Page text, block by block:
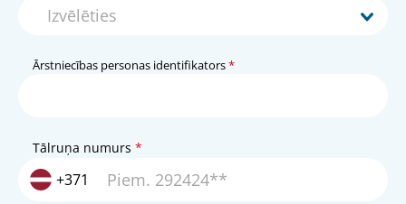
Ārstniecības personas identifikators
Tālruņa numurs
+371